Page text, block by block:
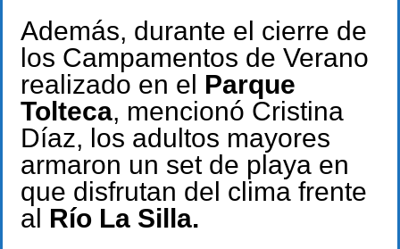
Además, durante el cierre de
los Campamentos de Verano
realizado en el Parque
Tolteca, mencionó Cristina
Díaz, los adultos mayores
armaron un set de playa en
que disfrutan del clima frente
al Río La Silla.